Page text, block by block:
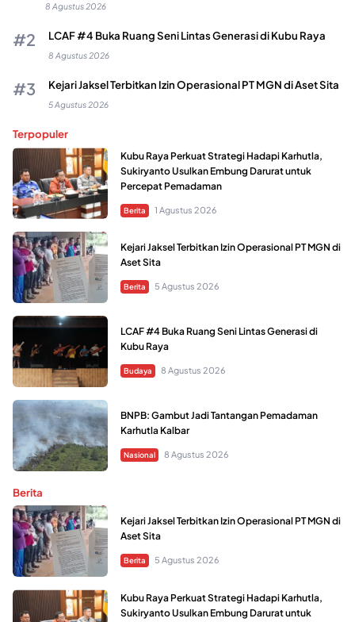
8 Agustus 2026
LCAF #4 Buka Ruang Seni Lintas Generasi di Kubu Raya
8 Agustus 2026
Kejari Jaksel Terbitkan Izin Operasional PT MGN di Aset Sita
5 Agustus 2026
Terpopuler
Kubu Raya Perkuat Strategi Hadapi Karhutla,
Sukiryanto Usulkan Embung Darurat untuk
Percepat Pemadaman
Berita 1 Agustus 2026
Kejari Jaksel Terbitkan Izin Operasional PT MGN di
Aset Sita
Berita 5 Agustus 2026
LCAF #4 Buka Ruang Seni Lintas Generasi di
Kubu Raya
Budaya 8 Agustus 2026
BNPB: Gambut Jadi Tantangan Pemadaman
Karhutla Kalbar
Nasional 8 Agustus 2026
Berita
Kejari Jaksel Terbitkan Izin Operasional PT MGN di
Aset Sita
Berita 5 Agustus 2026
Kubu Raya Perkuat Strategi Hadapi Karhutla,
Sukiryanto Usulkan Embung Darurat untuk